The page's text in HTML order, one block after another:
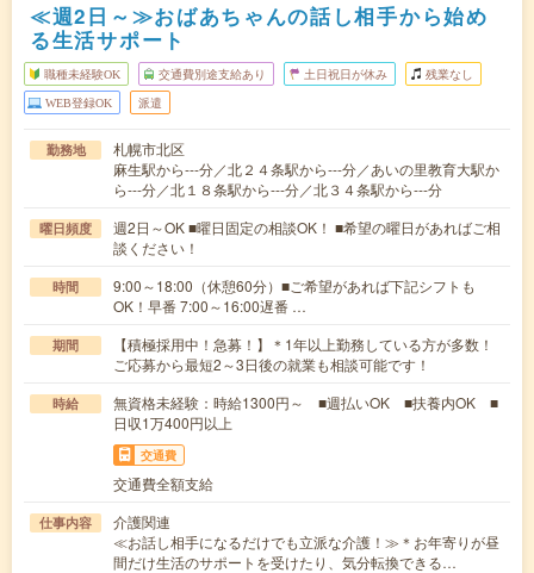
≪週2日～≫おばあちゃんの話し相手から始め
る生活サポート
職種未経験OK 交通費別途支給あり 土日祝日が休み 残業なし
WEB登録OK 派遣
勤務地
札幌市北区
麻生駅から---分／北２４条駅から---分／あいの里教育大駅か
ら---分／北１８条駅から---分／北３４条駅から---分
曜日頻度
週2日～OK ■曜日固定の相談OK！ ■希望の曜日があればご相
談ください！
時間
9:00～18:00（休憩60分）■ご希望があれば下記シフトも
OK！早番 7:00～16:00遅番 …
期間
【積極採用中！急募！】＊1年以上勤務している方が多数！
ご応募から最短2～3日後の就業も相談可能です！
時給
無資格未経験：時給1300円～ ■週払いOK ■扶養内OK ■
日収1万400円以上
交通費
交通費全額支給
仕事内容
介護関連
≪お話し相手になるだけでも立派な介護！≫＊お年寄りが昼
間だけ生活のサポートを受けたり、気分転換できる…